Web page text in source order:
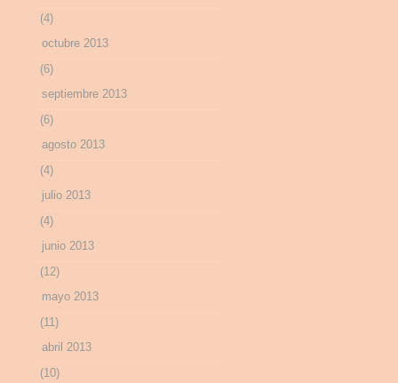
(4)
octubre 2013
(6)
septiembre 2013
(6)
agosto 2013
(4)
julio 2013
(4)
junio 2013
(12)
mayo 2013
(11)
abril 2013
(10)